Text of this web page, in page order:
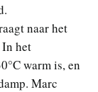
naar het
het
warm is, en
Marc